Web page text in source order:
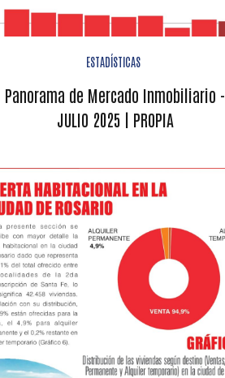
ESTADÍSTICAS
Panorama de Mercado Inmobiliario -
JULIO 2025 | PROPIA